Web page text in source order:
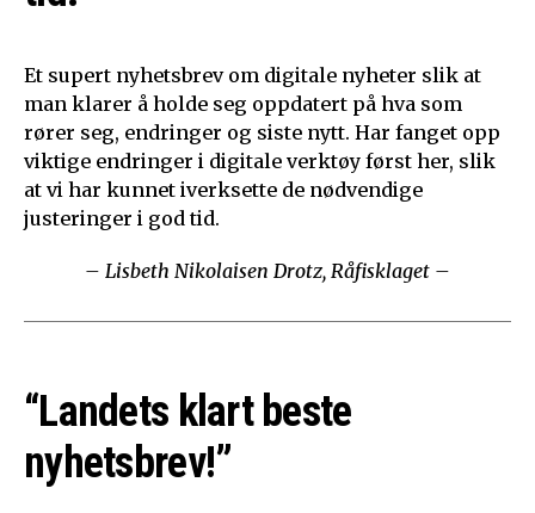
Et supert nyhetsbrev om digitale nyheter slik at
man klarer å holde seg oppdatert på hva som
rører seg, endringer og siste nytt. Har fanget opp
viktige endringer i digitale verktøy først her, slik
at vi har kunnet iverksette de nødvendige
justeringer i god tid.
– Lisbeth Nikolaisen Drotz, Råfisklaget –
“Landets klart beste
nyhetsbrev!”